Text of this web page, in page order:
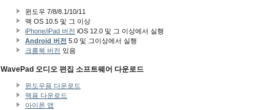
윈도우 7/8/8.1/10/11
맥 OS 10.5 및 그 이상
iPhone/iPad 버전 iOS 12.0 및 그 이상에서 실행
Android 버전 5.0 및 그이상에서 실행
크롬북 버전 있음
WavePad 오디오 편집 소프트웨어 다운로드
윈도우용 다운로드
맥용 다운로드
아이폰 앱